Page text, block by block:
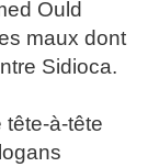
Ould
maux dont
Sidioca.
tête-à-tête